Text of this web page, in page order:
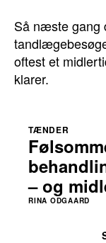
Så næste gang
oftest et
klarer.
– og
TÆNDER
RINA ODGAARD